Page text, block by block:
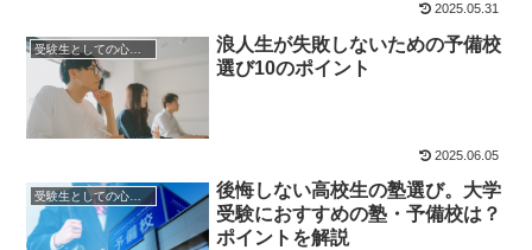
2025.05.31
受験生としての心構え
浪人生が失敗しないための予備校
選び10のポイント
2025.06.05
受験生としての心構え
後悔しない高校生の塾選び。大学
受験におすすめの塾・予備校は？
ポイントを解説